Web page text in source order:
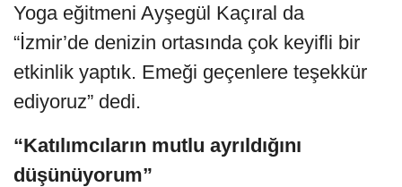
Yoga eğitmeni Ayşegül Kaçıral da
“İzmir’de denizin ortasında çok keyifli bir
etkinlik yaptık. Emeği geçenlere teşekkür
ediyoruz” dedi.
“Katılımcıların mutlu ayrıldığını
düşünüyorum”